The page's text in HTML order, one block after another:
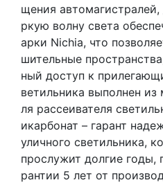
щения
ркую волну света
арки Nichia, что
шительные
ный доступ к
ветильника выполнен из
ля рассеивателя
икарбонат – гарант
уличного светильника,
прослужит долгие годы,
рантии 5 лет от